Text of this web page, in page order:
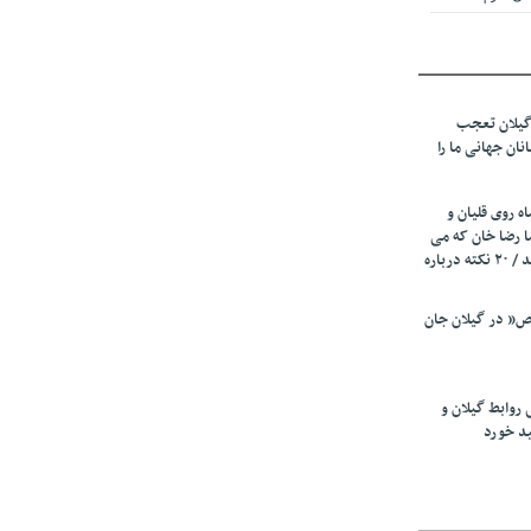
حمایتی
مشخص شد
از مراجع رسمی
ایران و
کشاورزان
تعجب
جهانی ما را
روی قلیان و
رضا خان که می
رفت همه شاد بودند / ۲۰ نکته درباره
در گیلان جان
روابط گیلان و
خورد